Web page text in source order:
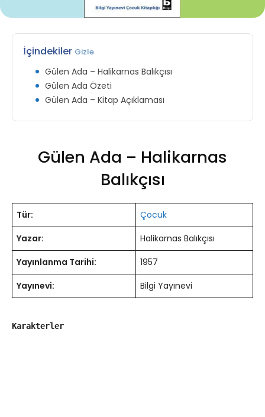
İçindekiler Gizle
Gülen Ada – Halikarnas Balıkçısı
Gülen Ada Özeti
Gülen Ada – Kitap Açıklaması
Gülen Ada – Halikarnas
Balıkçısı
Tür:
Çocuk
Yazar:
Halikarnas Balıkçısı
Yayınlanma Tarihi:
1957
Yayınevi:
Bilgi Yayınevi
Karakterler